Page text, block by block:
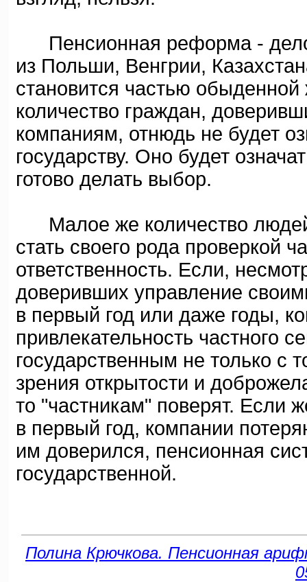
Пенсионная реформа - дело
из Польши, Венгрии,
становится частью
количество граждан,
компаниям, отнюдь не будет
государству. Оно будет
готово делать выбор.
Малое же количество
стать своего рода проверкой
ответственность. Если,
доверивших управление
в первый год или даже годы,
привлекательность частного
государственным не только с
зрения открытости и
то "частникам" поверят. Если
в первый год, компании
им доверился, пенсионная
государственной.
Полина Крючкова. Пенсионная